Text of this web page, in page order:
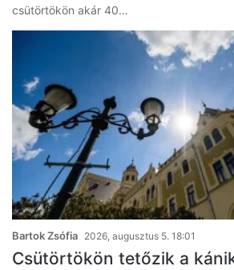
csütörtökön akár 40…
Bartok Zsófia 2026, augusztus 5. 18:01
Csütörtökön tetőzik a